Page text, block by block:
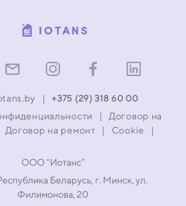
ООО “Иотанс”
Беларусь, г. Минск, ул.
Филимонова, 20
IOTANS
| +375 (29) 318 60 00
|
Договор на
Договор на ремонт | Cookie |